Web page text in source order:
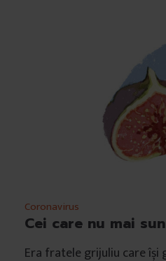
Coronavirus
Cei care nu mai
Era fratele grijuliu care își